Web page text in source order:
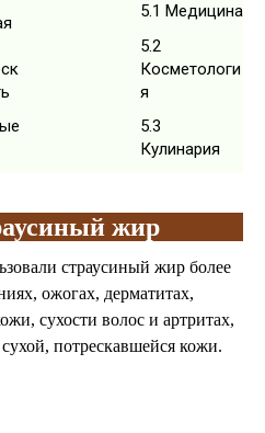
5.1 Медицина
5.2
Косметологи
я
5.3
Кулинария
жир
страусиный жир более
ожогах, дерматитах,
сухости волос и артритах,
потрескавшейся кожи.